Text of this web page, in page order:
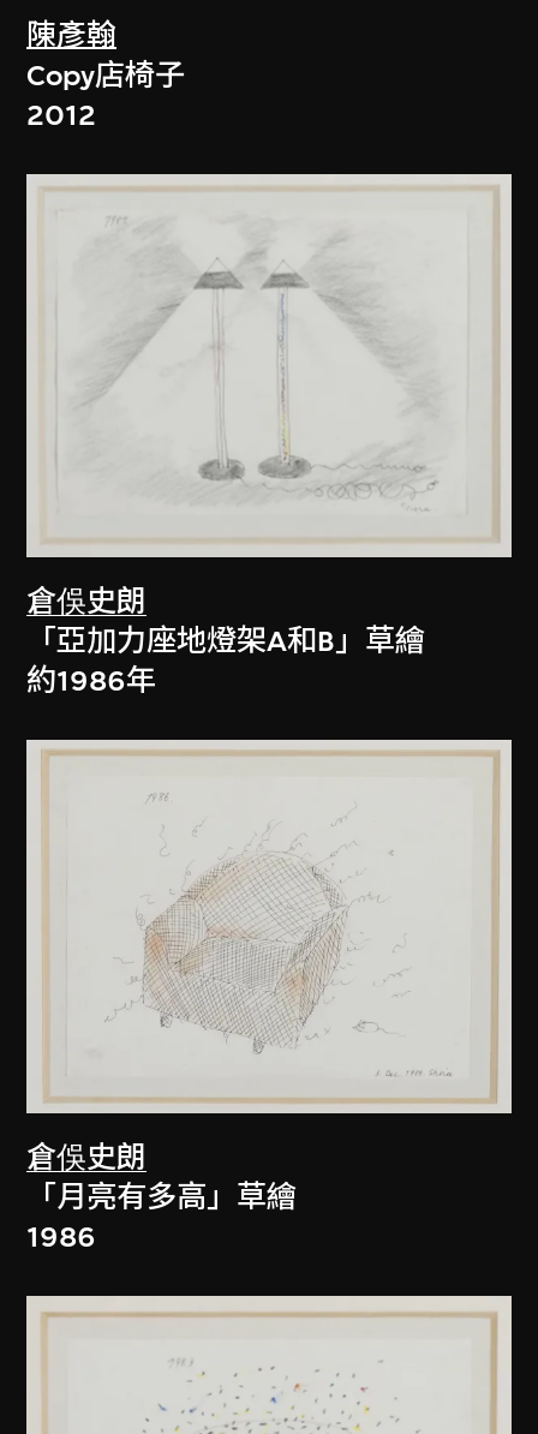
陳彥翰
Copy店椅子
2012
倉俁史朗
「亞加力座地燈架A和B」草繪
約1986年
倉俁史朗
「月亮有多高」草繪
1986